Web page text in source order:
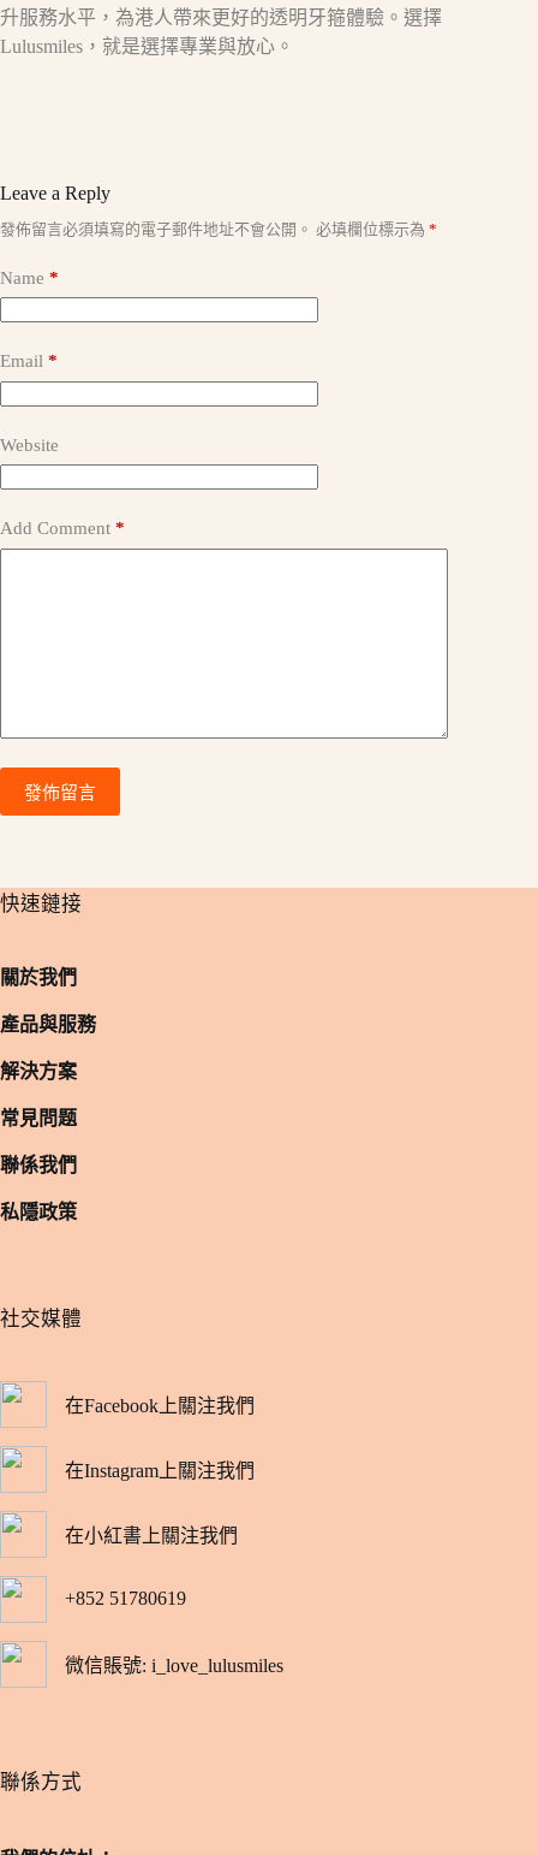
升服務水平，為港人帶來更好的透明牙箍體驗。選擇
Lulusmiles，就是選擇專業與放心。
Leave a Reply
發佈留言必須填寫的電子郵件地址不會公開。 必填欄位標示為 *
Name *
Email *
Website
Add Comment *
發佈留言
A
t
a
t
e
:
​快速鏈接
關於我們
產品與服務
解決方案
常見問题
聯係我們
私隱政策
​社交媒體
在Facebook上關注我們
在Instagram上關注我們
在小紅書上關注我們
+852 51780619
微信賬號: i_love_lulusmiles
​聯係方式